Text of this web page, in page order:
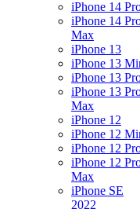
iPhone 14
iPhone 14
Max
iPhone 13
iPhone 13
iPhone 13
iPhone 13
Max
iPhone 12
iPhone 12
iPhone 12
iPhone 12
Max
iPhone SE
2022